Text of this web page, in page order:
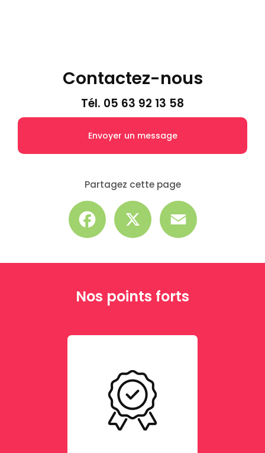
Contactez-nous
Tél. 05 63 92 13 58
Envoyer un message
Partagez cette page
Facebook
Nos points forts